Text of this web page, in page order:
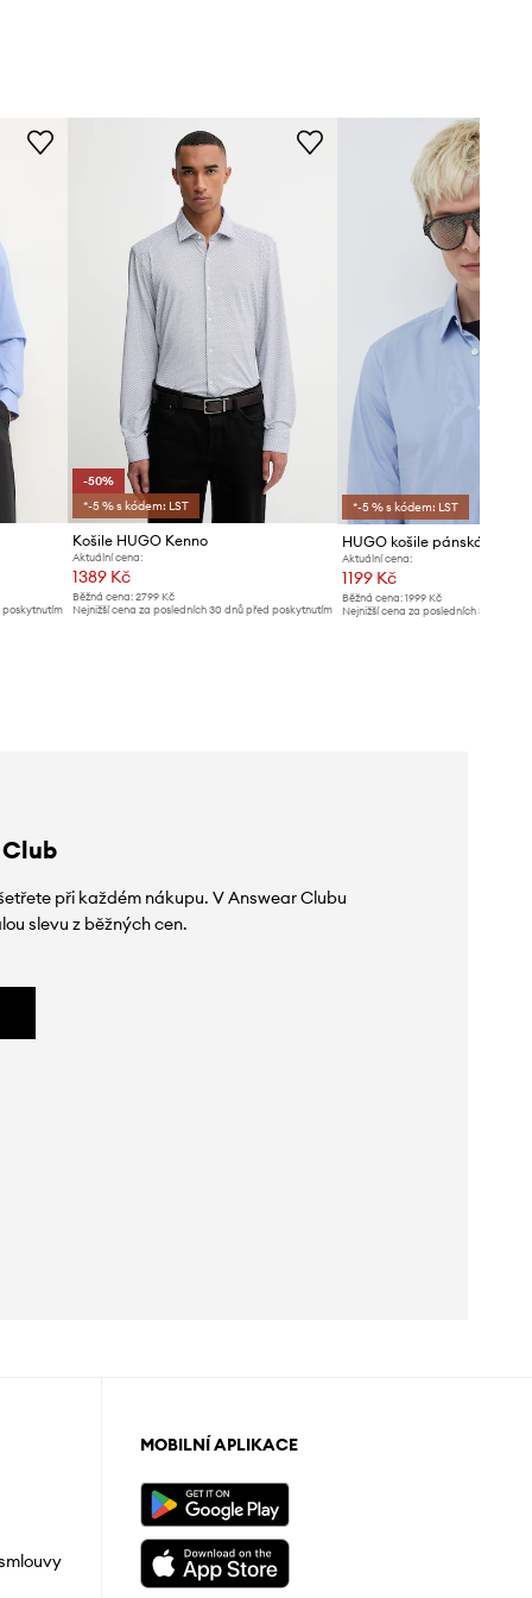
poskytnutím
-50%
*-5 % s kódem: LST
Košile HUGO Kenno
Aktuální cena:
1389 Kč
Běžná cena:2799 Kč
Nejnižší cena za posledních 30 dnů před poskytnutím
*-5 % s kódem: LST
Aktuální cena:
1199 Kč
Běžná cena: 1999 Kč
Nejnižší cena za posledních 30 dnů
při každém nákupu. V Answear Clubu
slevu z běžných cen.
MOBILNÍ APLIKACE